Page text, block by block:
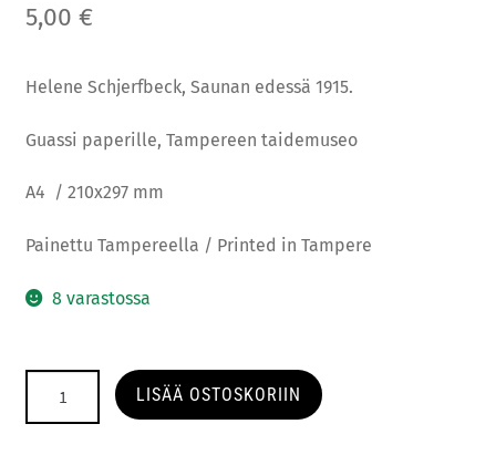
5,00 €
Helene Schjerfbeck, Saunan edessä 1915.
Guassi paperille, Tampereen taidemuseo
A4 / 210x297 mm
Painettu Tampereella / Printed in Tampere
8 varastossa
LISÄÄ OSTOSKORIIN